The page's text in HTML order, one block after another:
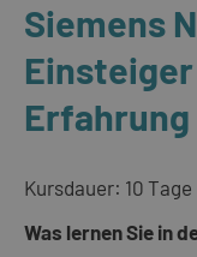
Siemens
Einsteiger
Erfahrung
Kursdauer: 10 Tage
Was lernen Sie in